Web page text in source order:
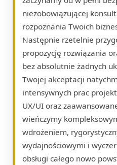
niezobowiązującej
rozpoznania Twoich
Następnie rzetelnie
propozycję rozwiązania
bez absolutnie żadnych
Twojej akceptacji
intensywnych prac
UX/UI oraz
wieńczymy
wdrożeniem,
wydajnościowymi i
obsługi całego nowo